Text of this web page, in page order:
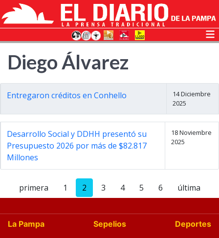
Diego Álvarez
Entregaron créditos en Conhello
14 Diciembre
2025
Desarrollo Social y DDHH presentó su
Presupuesto 2026 por más de $82.817
Millones
18 Noviembre
2025
primera 1 2 3 4 5 6 última
La Pampa Sepelios
Deportes